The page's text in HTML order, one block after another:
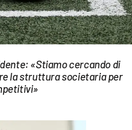
«Stiamo cercando di
la struttura societaria per